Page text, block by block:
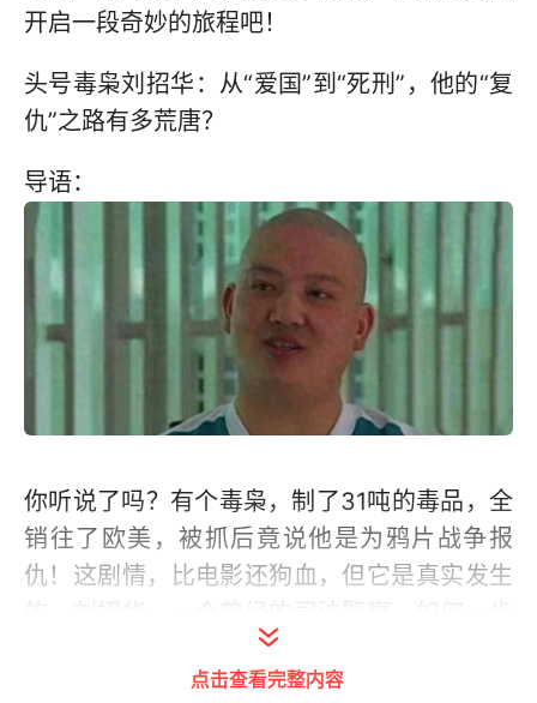
开启一段奇妙的旅程吧！
头号毒枭刘招华：从“爱国”到“死刑”，他的“复
仇”之路有多荒唐？
导语：
你听说了吗？有个毒枭，制了31吨的毒品，全
销往了欧美，被抓后竟说他是为鸦片战争报
仇！这剧情，比电影还狗血，但它是真实发生
步堕落为世界头号毒枭？他的“爱国”复仇，到
底是真性情还是荒唐至极？来来来，咱们一起
点击查看完整内容